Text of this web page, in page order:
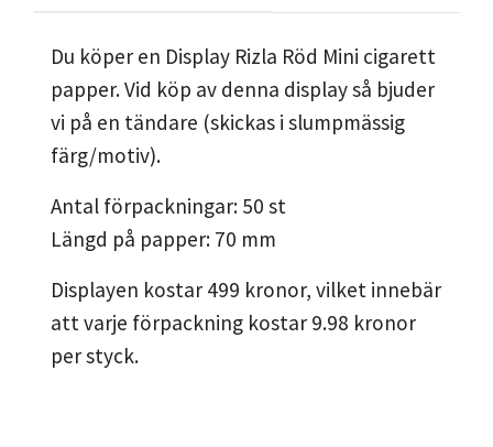
Du köper en Display Rizla Röd Mini cigarett
papper. Vid köp av denna display så bjuder
vi på en tändare (skickas i slumpmässig
färg/motiv).
Antal förpackningar: 50 st
Längd på papper: 70 mm
Displayen kostar 499 kronor, vilket innebär
att varje förpackning kostar 9.98 kronor
per styck.